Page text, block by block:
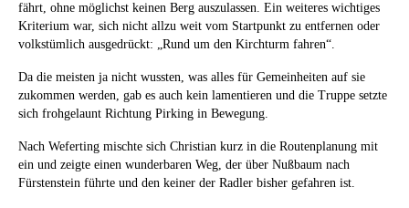
fährt, ohne möglichst keinen Berg auszulassen. Ein weiteres wichtiges
Kriterium war, sich nicht allzu weit vom Startpunkt zu entfernen oder
volkstümlich ausgedrückt: „Rund um den Kirchturm fahren“.
Da die meisten ja nicht wussten, was alles für Gemeinheiten auf sie
zukommen werden, gab es auch kein lamentieren und die Truppe setzte
sich frohgelaunt Richtung Pirking in Bewegung.
Nach Weferting mischte sich Christian kurz in die Routenplanung mit
ein und zeigte einen wunderbaren Weg, der über Nußbaum nach
Fürstenstein führte und den keiner der Radler bisher gefahren ist.